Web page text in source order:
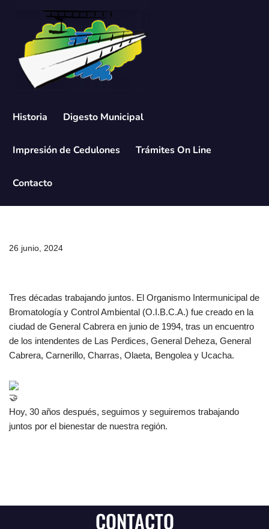
contenido
Historia Digesto Municipal
Impresión de Cedulones Trámites On Line
Contacto
26 junio, 2024
Tres décadas trabajando juntos. El Organismo Intermunicipal de
Bromatología y Control Ambiental (O.I.B.C.A.) fue creado en la
ciudad de General Cabrera en junio de 1994, tras un encuentro
de los intendentes de Las Perdices, General Deheza, General
Cabrera, Carnerillo, Charras, Olaeta, Bengolea y Ucacha.
Hoy, 30 años después, seguimos y seguiremos trabajando
juntos por el bienestar de nuestra región.
CONTACTO